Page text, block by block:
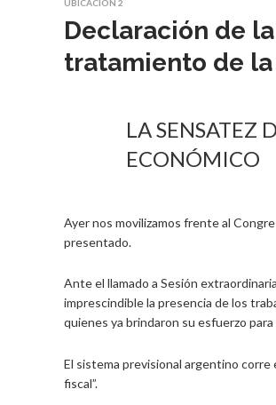
UBICACIÓN 2
Declaración de
tratamiento de la
LA SENSATEZ
ECONÓMICO
Ayer nos movilizamos frente al
presentado.
Ante el llamado a Sesión
imprescindible la presencia de los
quienes ya brindaron su esfuerzo para
El sistema previsional argentino corre
fiscal”.